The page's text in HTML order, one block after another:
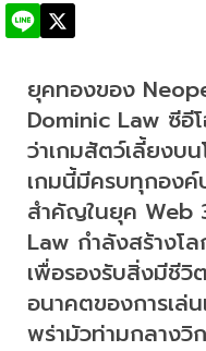
ยุคทองของ
Dominic Law ซี
ว่าเกมสัตว์เลี้ยงบ
เกมนี้มีครบทุกอง
สำคัญในยุค Web
Law กำลังสร้างโ
เพื่อรองรับสิ่งมีชีวิ
อนาคตของการเล่
พร่ามัวท่ามกลางวิ